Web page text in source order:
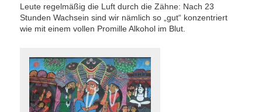
Leute regelmäßig die Luft durch die Zähne: Nach 23
Stunden Wachsein sind wir nämlich so „gut“ konzentriert
wie mit einem vollen Promille Alkohol im Blut.